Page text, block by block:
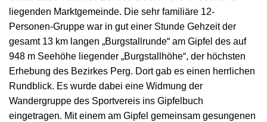
liegenden Marktgemeinde. Die sehr familiäre 12-
Personen-Gruppe war in gut einer Stunde Gehzeit der
gesamt 13 km langen „Burgstallrunde“ am Gipfel des auf
948 m Seehöhe liegender „Burgstallhöhe“, der höchsten
Erhebung des Bezirkes Perg. Dort gab es einen herrlichen
Rundblick. Es wurde dabei eine Widmung der
Wandergruppe des Sportvereis ins Gipfelbuch
eingetragen. Mit einem am Gipfel gemeinsam gesungenen